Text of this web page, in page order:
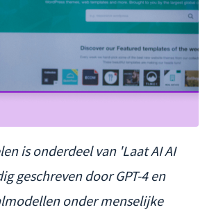
is onderdeel van 'Laat AI AI
geschreven door GPT-4 en
onder menselijke